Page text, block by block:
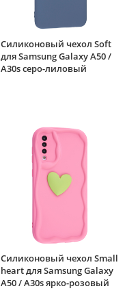
Силиконовый чехол Soft
для Samsung Galaxy A50 /
A30s серо-лиловый
Силиконовый чехол Small
heart для Samsung Galaxy
A50 / A30s ярко-розовый